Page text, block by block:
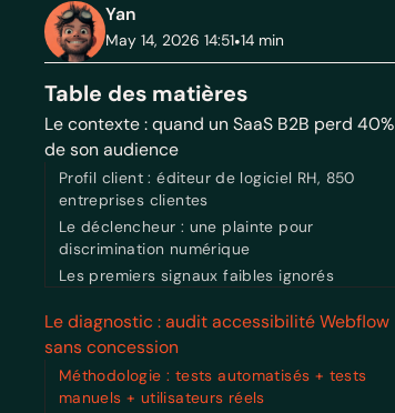
Yan
May 14, 2026 14:51•14 min
Table des matières
Le contexte : quand un SaaS B2B perd 40%
de son audience
Profil client : éditeur de logiciel RH, 850
entreprises clientes
Le déclencheur : une plainte pour
discrimination numérique
Les premiers signaux faibles ignorés
Le diagnostic : audit accessibilité Webflow
sans concession
Méthodologie : tests automatisés + tests
manuels + utilisateurs réels